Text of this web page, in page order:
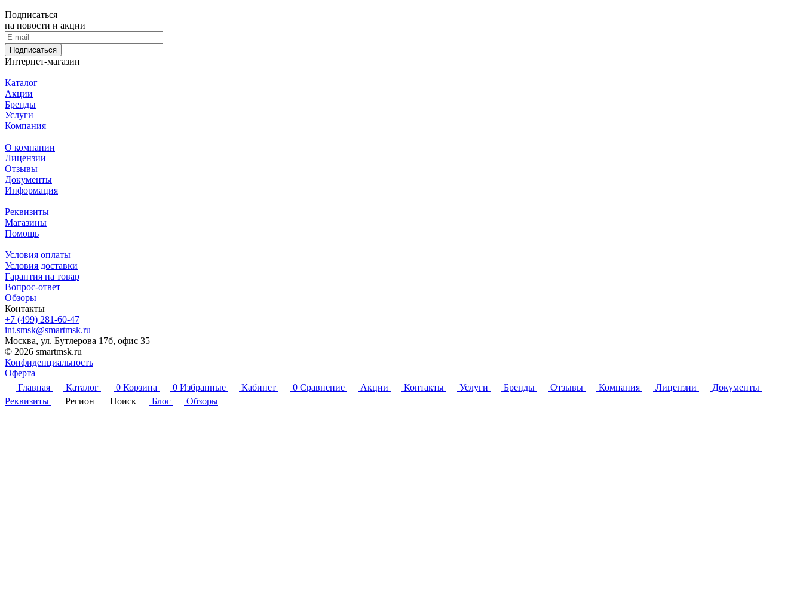
Подписаться
на новости и акции
Подписаться
Интернет-магазин
Каталог
Акции
Бренды
Услуги
Компания
О компании
Лицензии
Отзывы
Документы
Информация
Реквизиты
Магазины
Помощь
Условия оплаты
Условия доставки
Гарантия на товар
Вопрос-ответ
Обзоры
Контакты
+7 (499) 281-60-47
int.smsk@smartmsk.ru
Москва, ул. Бутлерова 17б, офис 35
© 2026 smartmsk.ru
Конфиденциальность
Оферта
Главная
Каталог 0 Корзина 0 Избранные Кабинет 0 Сравнение Акции Контакты Услуги Бренды Отзывы Компания Лицензии
Документы
Реквизиты
Регион Поиск Блог Обзоры